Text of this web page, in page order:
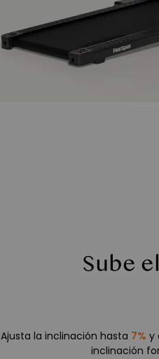
Sube
Ajusta la inclinación hasta 7% y
inclinación